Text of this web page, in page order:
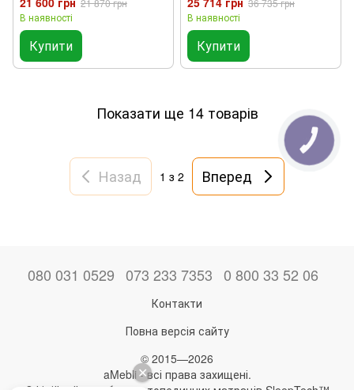
В наявності
Купити
В наявності
Купити
Показати ще 14 товарів
Назад 1 з 2 Вперед
080 031 0529 073 233 7353 0 800 33 52 06
Контакти
Повна версія сайту
© 2015—2026
aMebli - всі права захищені.
КНОПКА
ЗВ'ЯЗКУ